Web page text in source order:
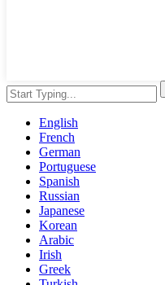
English
French
German
Portuguese
Spanish
Russian
Japanese
Korean
Arabic
Irish
Greek